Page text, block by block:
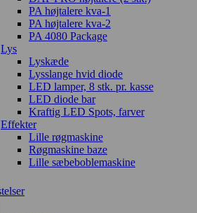
PA højtalere kva-1
PA højtalere kva-2
PA 4080 Package
Lys
Lyskæde
Lysslange hvid diode
LED lamper, 8 stk. pr. kasse
LED diode bar
Kraftig LED Spots, farver
Effekter
Lille røgmaskine
Røgmaskine baze
Lille sæbeboblemaskine